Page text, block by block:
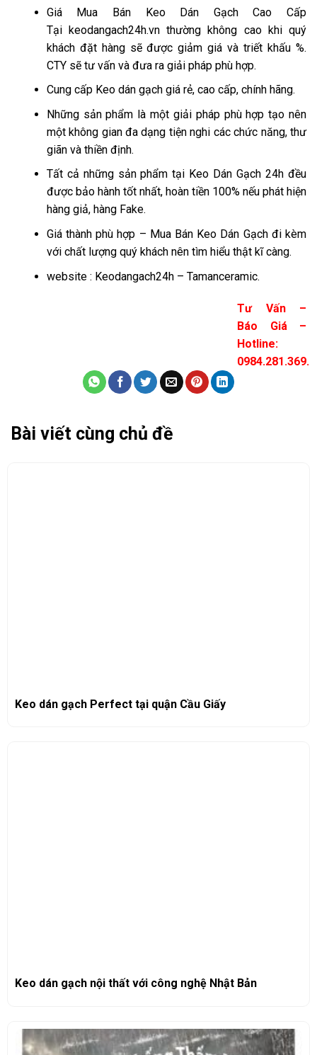
Giá Mua Bán Keo Dán Gạch Cao Cấp
Tại keodangach24h.vn thường không cao khi quý
khách đặt hàng sẽ được giảm giá và triết khấu %.
CTY sẽ tư vấn và đưa ra giải pháp phù hợp.
Cung cấp Keo dán gạch giá rẻ, cao cấp, chính hãng.
Những sản phẩm là một giải pháp phù hợp tạo nên
một không gian đa dạng tiện nghi các chức năng, thư
giãn và thiền định.
Tất cả những sản phẩm tại Keo Dán Gạch 24h đều
được bảo hành tốt nhất, hoàn tiền 100% nếu phát hiện
hàng giả, hàng Fake.
Giá thành phù hợp – Mua Bán Keo Dán Gạch đi kèm
với chất lượng quý khách nên tìm hiểu thật kĩ càng.
website : Keodangach24h – Tamanceramic.
Tư Vấn –
Báo Giá –
Hotline:
0984.281.369.
Bài viết cùng chủ đề
Keo dán gạch Perfect tại quận Cầu Giấy
Keo dán gạch nội thất với công nghệ Nhật Bản